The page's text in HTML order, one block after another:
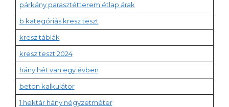
párkány parasztétterem étlap árak
b kategóriás kresz teszt
kresz táblák
kresz teszt 2024
hány hét van egy évben
beton kalkulátor
1 hektár hány négyzetméter